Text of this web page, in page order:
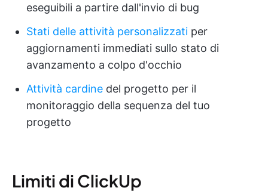
eseguibili a partire dall'invio di bug
Stati delle attività personalizzati per
aggiornamenti immediati sullo stato di
avanzamento a colpo d'occhio
Attività cardine del progetto per il
monitoraggio della sequenza del tuo
progetto
Limiti di ClickUp